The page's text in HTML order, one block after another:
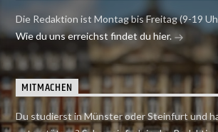
Die Redaktion ist Montag bis Freitag (9-19
Wie du uns erreichst findet du hier.
MITMACHEN
Du studierst in Münster oder Steinfurt und